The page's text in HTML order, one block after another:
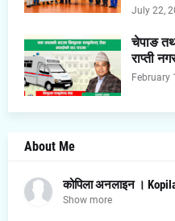
July 22,
चेपाङ
राप्ती
February
About Me
कोपिला अनलाइन ।
Show more